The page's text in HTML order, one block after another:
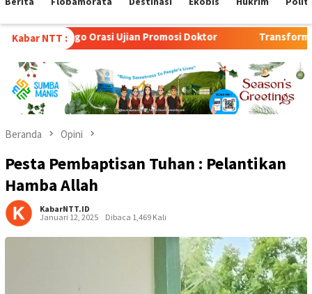
Kabar NTT :
Ujian Promosi Doktor Transformasi Peternakan
Beranda Opini
Pesta Pembaptisan Tuhan : Pelantikan
Hamba Allah
KabarNTT.ID
Januari 12, 2025
Dibaca 1,469 Kali